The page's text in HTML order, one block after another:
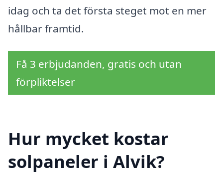
idag och ta det första steget mot en mer
hållbar framtid.
Få 3 erbjudanden, gratis och utan
förpliktelser
Hur mycket kostar
solpaneler i Alvik?